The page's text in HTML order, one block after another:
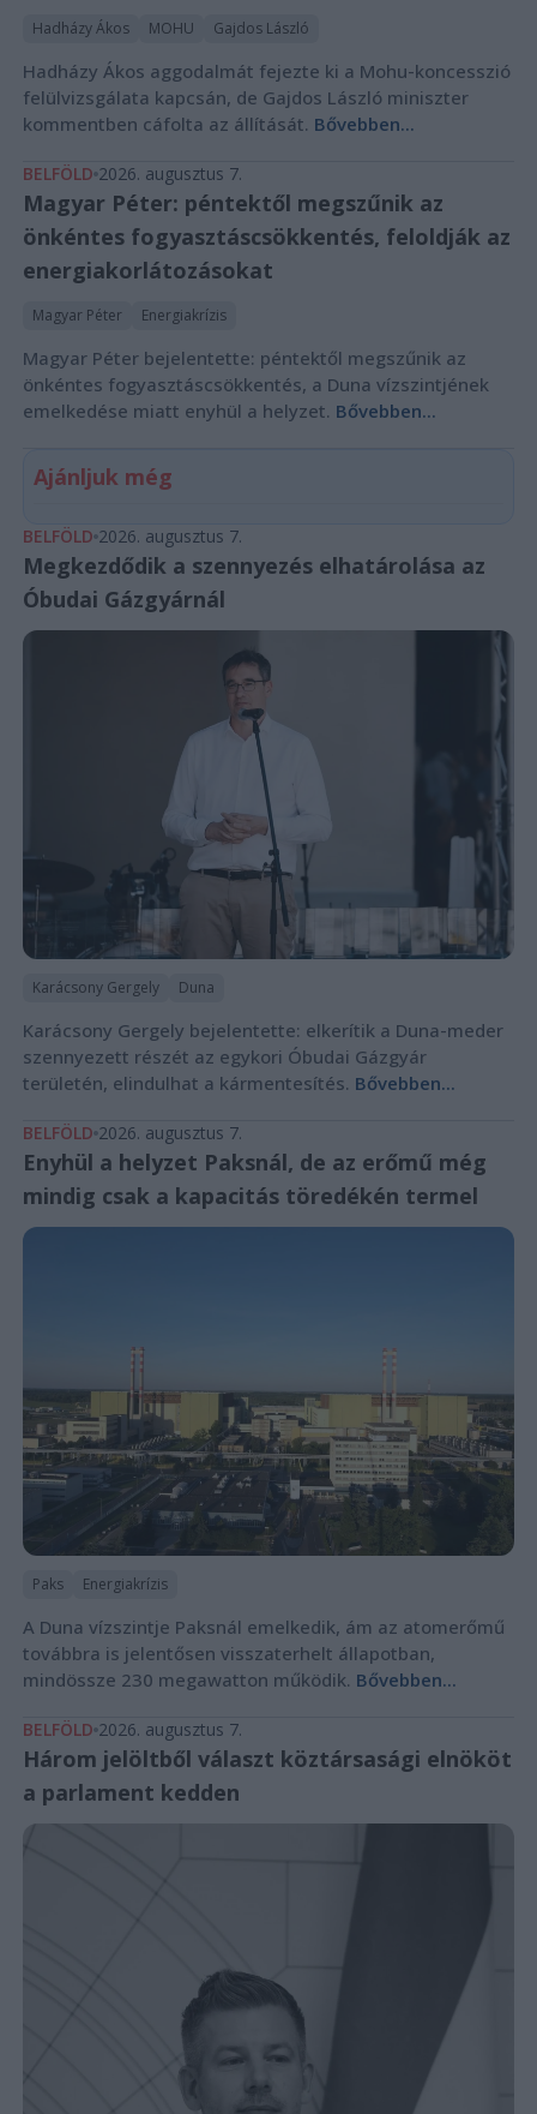
Hadházy Ákos MOHU Gajdos László
Hadházy Ákos aggodalmát fejezte ki a Mohu-koncesszió
felülvizsgálata kapcsán, de Gajdos László miniszter
kommentben cáfolta az állítását. Bővebben...
BELFÖLD 2026. augusztus 7.
Magyar Péter: péntektől megszűnik az
önkéntes fogyasztáscsökkentés, feloldják az
energiakorlátozásokat
Magyar Péter Energiakrízis
Magyar Péter bejelentette: péntektől megszűnik az
önkéntes fogyasztáscsökkentés, a Duna vízszintjének
emelkedése miatt enyhül a helyzet. Bővebben...
Ajánljuk még
BELFÖLD 2026. augusztus 7.
Megkezdődik a szennyezés elhatárolása az
Óbudai Gázgyárnál
Karácsony Gergely Duna
Karácsony Gergely bejelentette: elkerítik a Duna-meder
szennyezett részét az egykori Óbudai Gázgyár
területén, elindulhat a kármentesítés. Bővebben...
BELFÖLD 2026. augusztus 7.
Enyhül a helyzet Paksnál, de az erőmű még
mindig csak a kapacitás töredékén termel
Paks Energiakrízis
A Duna vízszintje Paksnál emelkedik, ám az atomerőmű
továbbra is jelentősen visszaterhelt állapotban,
mindössze 230 megawatton működik. Bővebben...
BELFÖLD 2026. augusztus 7.
Három jelöltből választ köztársasági elnököt
a parlament kedden